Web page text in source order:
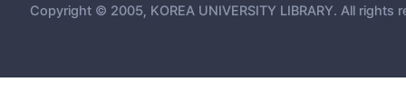
Copyright © 2005, KOREA UNIVERSITY LIBRARY. All rights